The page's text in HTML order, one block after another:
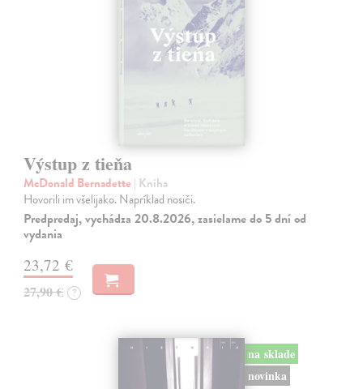
Výstup z tieňa
McDonald Bernadette | Kniha
Hovorili im všelijako. Napríklad nosiči.
Predpredaj, vychádza 20.8.2026, zasielame do 5 dní od
vydania
23,72 €
27,90 € ?
na sklade
novinka